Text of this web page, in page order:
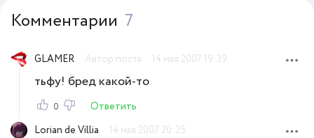
Комментарии 7
GLAMER Автор поста 14 мая 2007 19:39
тьфу! бред какой-то
0
Ответить
Lorian de Villia
14 мая 2007 20:25